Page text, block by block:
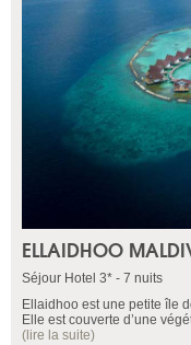
ELLAIDHOO
Séjour Hotel 3* - 7 nuits
Ellaidhoo est une petite île
Elle est couverte d’une
(lire la suite)